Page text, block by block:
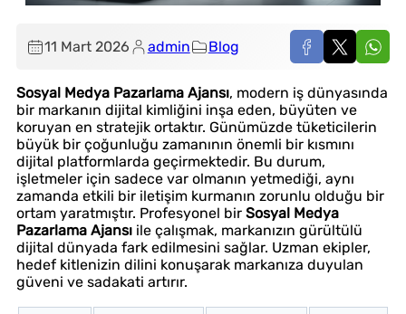
11 Mart 2026 admin Blog
Sosyal Medya Pazarlama Ajansı, modern iş dünyasında
bir markanın dijital kimliğini inşa eden, büyüten ve
koruyan en stratejik ortaktır. Günümüzde tüketicilerin
büyük bir çoğunluğu zamanının önemli bir kısmını
dijital platformlarda geçirmektedir. Bu durum,
işletmeler için sadece var olmanın yetmediği, aynı
zamanda etkili bir iletişim kurmanın zorunlu olduğu bir
ortam yaratmıştır. Profesyonel bir Sosyal Medya
Pazarlama Ajansı ile çalışmak, markanızın gürültülü
dijital dünyada fark edilmesini sağlar. Uzman ekipler,
hedef kitlenizin dilini konuşarak markanıza duyulan
güveni ve sadakati artırır.